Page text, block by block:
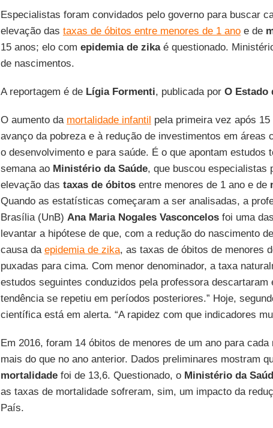
Especialistas foram convidados pelo governo para buscar
elevação das taxas de óbitos entre menores de 1 anoe de
15 anos; elo com epidemia de zikaé questionado.
de nascimentos.
A reportagem é de Lígia Formenti, publicada por O Estado
O aumento da mortalidade infantil pela primeira vez após
avanço da pobreza e à redução de investimentos em áreas
o desenvolvimento e para saúde. É o que apontam estudos
semana ao Ministério da Saúde, que buscou especialistas
elevação das taxas de óbitosentre menores de 1 ano e de
Quando as estatísticas começaram a ser analisadas, a
Brasília (UnB) Ana Maria Nogales Vasconcelosfoi uma
levantar a hipótese de que, com a redução do nascimento
causa da epidemia de zika, as taxas de óbitos de menores
puxadas para cima. Com menor denominador, a taxa
estudos seguintes conduzidos pela professora descartaram
tendência se repetiu em períodos posteriores.” Hoje,
científica está em alerta. “A rapidez com que indicadores
Em 2016, foram 14 óbitos de menores de um ano para
mais do que no ano anterior. Dados preliminares mostram
mortalidadefoi de 13,6. Questionado, o Ministério da
as taxas de mortalidade sofreram, sim, um impacto da
País.